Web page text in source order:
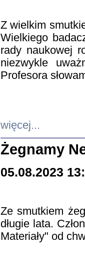
Z wielkim
Wielkiego
rady naukowej
niezwykle
Profesora
więcej...
Żegnamy
05.08.2023
Ze smutkiem
długie lata.
Materiały" od